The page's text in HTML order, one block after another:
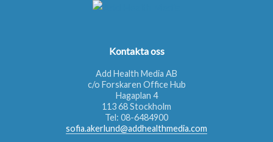
Kontakta oss
Add Health Media AB
c/o Forskaren Office Hub
Hagaplan 4
113 68 Stockholm
Tel: 08-6484900
sofia.akerlund@addhealthmedia.com